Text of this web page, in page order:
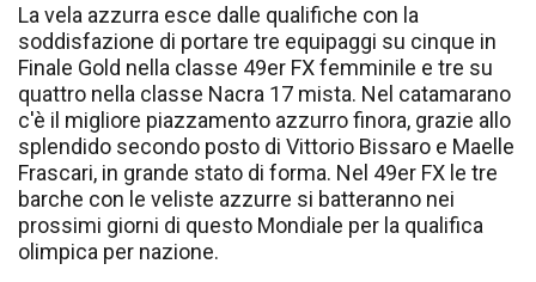
La vela azzurra esce dalle qualifiche con la
soddisfazione di portare tre equipaggi su cinque in
Finale Gold nella classe 49er FX femminile e tre su
quattro nella classe Nacra 17 mista. Nel catamarano
c'è il migliore piazzamento azzurro finora, grazie allo
splendido secondo posto di Vittorio Bissaro e Maelle
Frascari, in grande stato di forma. Nel 49er FX le tre
barche con le veliste azzurre si batteranno nei
prossimi giorni di questo Mondiale per la qualifica
olimpica per nazione.